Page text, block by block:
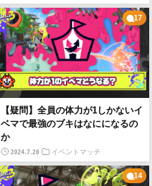
17
【疑問】全員の体力が1しかないイ
ベマで最強のブキはなにになるの
か
2024.7.26 イベントマッチ
14